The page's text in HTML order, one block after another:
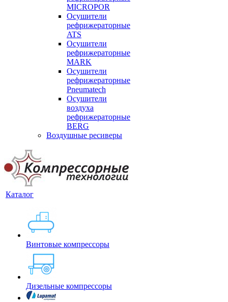
MICROPOR
Осушители
рефрижераторные
ATS
Осушители
рефрижераторные
MARK
Осушители
рефрижераторные
Pneumatech
Осушители
воздуха
рефрижераторные
BERG
Воздушные ресиверы
Каталог
Винтовые компрессоры
Дизельные компрессоры